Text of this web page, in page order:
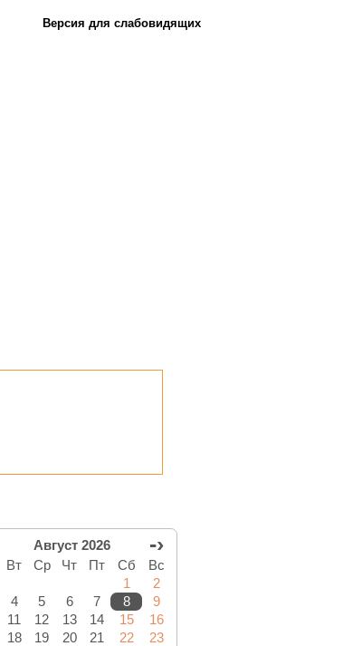
Версия для слабовидящих
Август 2026 -›
Вт Ср Чт Пт Сб
Вс
1
2
4 5 6 7 8
9
11 12 13 14 15
16
18 19 20 21 22
23